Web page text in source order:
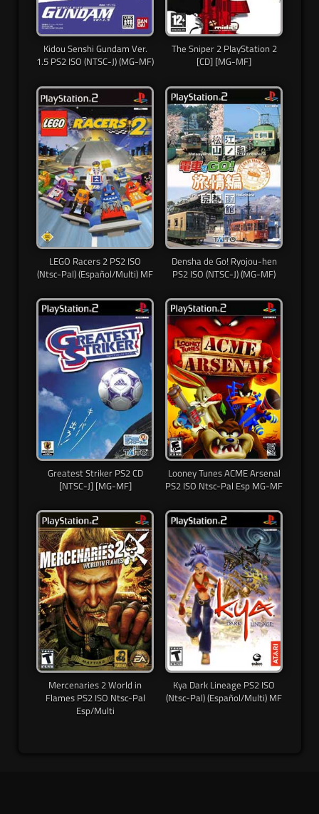
Kidou Senshi Gundam Ver.
1.5 PS2 ISO (NTSC-J) (MG-MF)
The Sniper 2 PlayStation 2
[CD] [MG-MF]
LEGO Racers 2 PS2 ISO
(Ntsc-Pal) (Español/Multi) MF
Densha de Go! Ryojou-hen
PS2 ISO (NTSC-J) (MG-MF)
Greatest Striker PS2 CD
[NTSC-J] [MG-MF]
Looney Tunes ACME Arsenal
PS2 ISO Ntsc-Pal Esp MG-MF
Mercenaries 2 World in
Flames PS2 ISO Ntsc-Pal
Esp/Multi
Kya Dark Lineage PS2 ISO
(Ntsc-Pal) (Español/Multi) MF